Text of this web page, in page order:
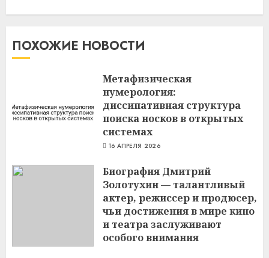
ПОХОЖИЕ НОВОСТИ
Метафизическая
нумерология:
диссипативная структура
поиска носков в открытых
системах
16 АПРЕЛЯ 2026
Биография Дмитрий
Золотухин — талантливый
актер, режиссер и продюсер,
чьи достижения в мире кино
и театра заслуживают
особого внимания